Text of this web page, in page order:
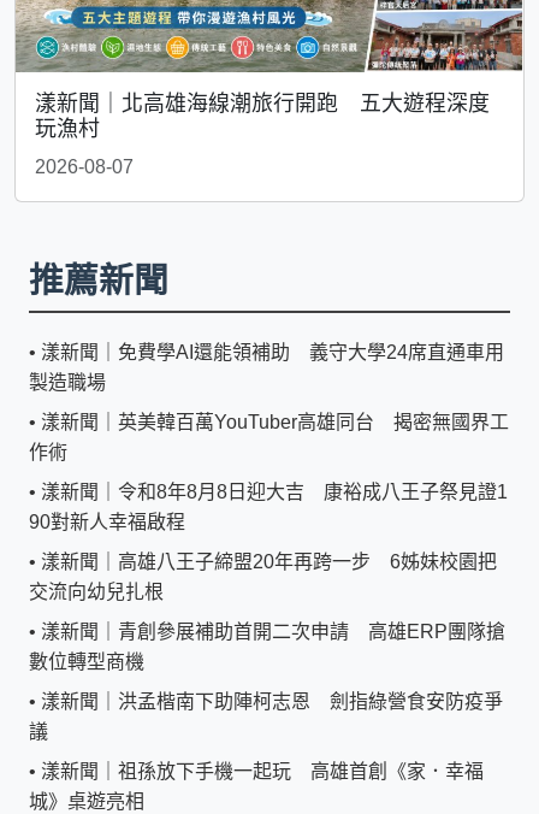
漾新聞｜北高雄海線潮旅行開跑 五大遊程深度
玩漁村
2026-08-07
推薦新聞
• 漾新聞｜免費學AI還能領補助 義守大學24席直通車用
製造職場
• 漾新聞｜英美韓百萬YouTuber高雄同台 揭密無國界工
作術
• 漾新聞｜令和8年8月8日迎大吉 康裕成八王子祭見證1
90對新人幸福啟程
• 漾新聞｜高雄八王子締盟20年再跨一步 6姊妹校園把
交流向幼兒扎根
• 漾新聞｜青創參展補助首開二次申請 高雄ERP團隊搶
數位轉型商機
• 漾新聞｜洪孟楷南下助陣柯志恩 劍指綠營食安防疫爭
議
• 漾新聞｜祖孫放下手機一起玩 高雄首創《家．幸福
城》桌遊亮相